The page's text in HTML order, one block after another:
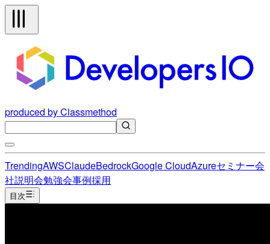
produced by Classmethod
TrendingAWSClaudeBedrockGoogle CloudAzureセミナー会
社説明会勉強会事例採用
目次